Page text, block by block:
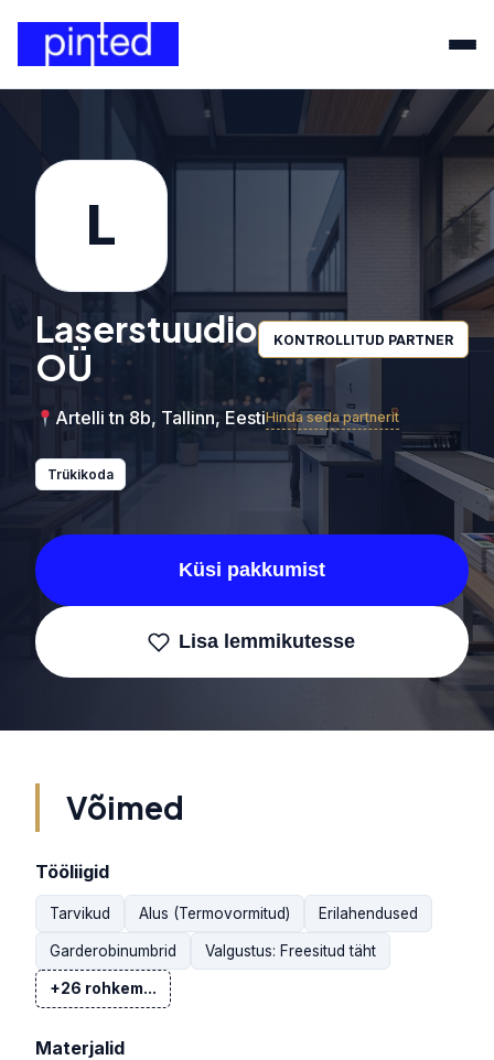
L
Laserstuudio
OÜ
KONTROLLITUD PARTNER
Artelli tn 8b, Tallinn, EestiHinda seda partnerit
Trükikoda
Küsi pakkumist
Lisa lemmikutesse
Võimed
Tööliigid
Tarvikud Alus (Termovormitud) Erilahendused
Garderobinumbrid Valgustus: Freesitud täht
+26 rohkem...
Materjalid